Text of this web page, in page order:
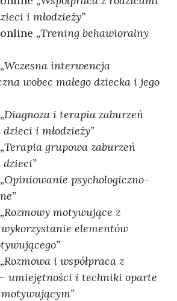
i młodzieży”
„Trening behawioralny
„Wczesna interwencja
wobec małego dziecka i jego
„Diagnoza i terapia zaburzeń
i młodzieży”
„Terapia grupowa zaburzeń
dzieci”
„Opiniowanie psychologiczno-
„Rozmowy motywujące z
elementów
„Rozmowa i współpraca z
umiejętności i techniki oparte